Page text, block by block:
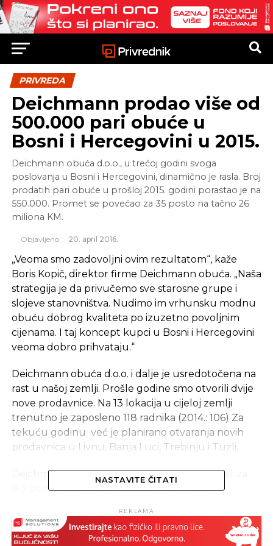
PRIVREDA
Deichmann prodao više od
500.000 pari obuće u
Bosni i Hercegovini u 2015.
Deichmann obuća d.o.o., u trećoj godini svoga
poslovanja u Bosni i Hercegovini, dinamično je rasla. Broj
prodatih pari obuće u prošloj 2015. godini porastao je na
550.000. Promet se povećao za 35 posto na tačno 26
miliona KM.
Objavljeno 20. april 2016.
„Veoma smo zadovoljni ovim rezultatom“, kaže
Boris Kopič, direktor firme Deichmann obuća. „Naša
strategija je da privučemo sve starosne grupe i
slojeve stanovništva. Nudimo im vrhunsku modnu
obuću dobrog kvaliteta po izuzetno povoljnim
cijenama. I taj koncept kupci u Bosni i Hercegovini
veoma dobro prihvataju.“
Deichmann obuća d.o.o. i dalje je usredotočena na
rast u našoj zemlji. Prošle godine smo otvorili dvije
nove prodavnice. Na 13 lokacija u cijeloj zemlji
trenutno je zaposleno 118 radnika (2014.: 106) Za
tekuću godinu već je planirano otvaranja novih
prodavnica u Livnu, Banja Luci, Trebinju i Tuzli.
Deichmann grupa je u 2015. povećala promet za
8,3 posto. Deichmann obuća d.o.o. u Bosni i
sjedištem u Essenu. Porodično vođeno preduzeće
je najveći trgovac obućom na malo u
NASTAVITE ČITATI
REKLAMA